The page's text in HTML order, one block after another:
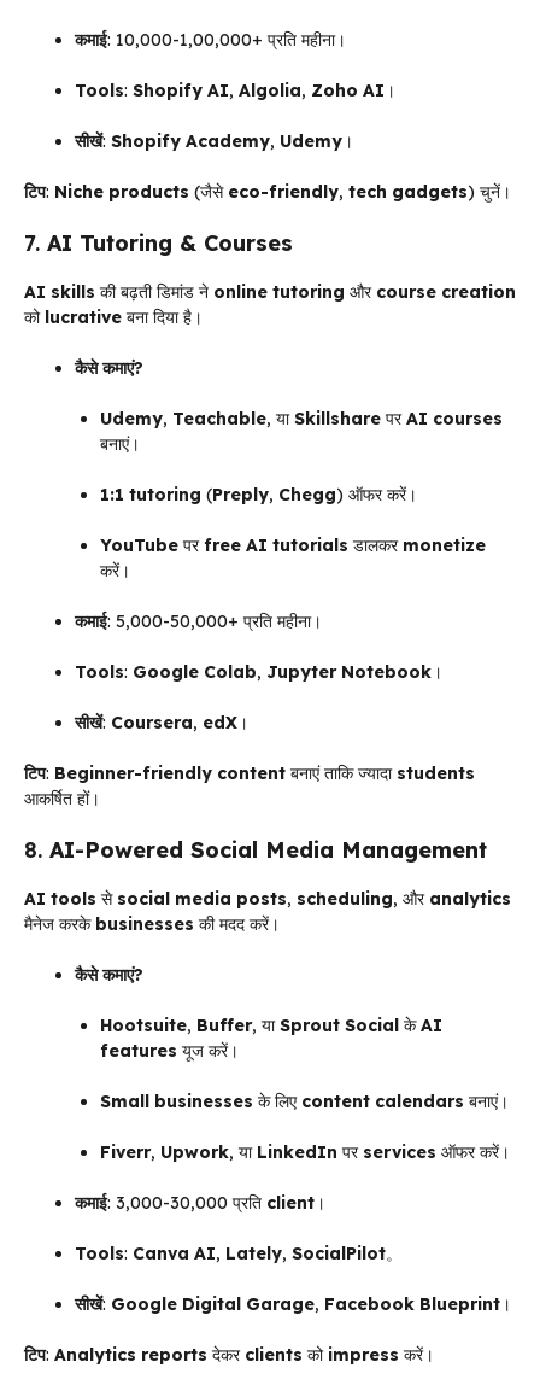
कमाई: ₹10,000-₹1,00,000+ प्रति महीना।
Tools: Shopify AI, Algolia, Zoho AI ।
सीखें: Shopify Academy, Udemy ।
टिप: Niche products (जैसे eco-friendly, tech gadgets) चुनें।
7. AI Tutoring & Courses
AI skills की बढ़ती डिमांड ने online tutoring और course creation
को lucrative बना दिया है।
कैसे कमाएं?
Udemy, Teachable, याSkillshare परAI courses
बनाएं।
1:1 tutoring (Preply, Chegg) ऑफर करें।
YouTube पर free AI tutorials डालकर monetize
करें।
कमाई: ₹5,000-₹50,000+ प्रति महीना।
Tools: Google Colab, Jupyter Notebook ।
सीखें: Coursera, edX ।
टिप: Beginner-friendly content बनाएं ताकि ज्यादा students
आकर्षित हों।
8. AI-Powered Social Media Management
AI tools से social media posts, scheduling, और analytics
मैनेज करके businesses की मदद करें।
कैसे कमाएं?
Hootsuite, Buffer, याSprout Social केAI
features यूज करें।
Small businesses के लिए content calendars बनाएं।
Fiverr, Upwork, या LinkedIn पर services ऑफर करें।
कमाई: ₹3,000-₹30,000 प्रति client ।
Tools: Canva AI, Lately, SocialPilot。
सीखें: Google Digital Garage, Facebook Blueprint ।
टिप: Analytics reports देकर clients को impress करें।